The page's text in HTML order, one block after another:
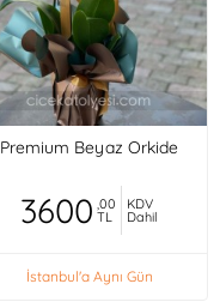
Premium Beyaz Orkide
3600 ,00
TL
KDV
Dahil
İstanbul'a Aynı Gün